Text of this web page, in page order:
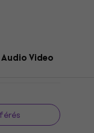
Audio Video